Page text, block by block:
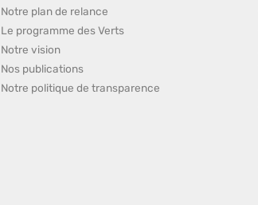
Notre plan de relance
Le programme des Verts
Notre vision
Nos publications
Notre politique de transparence